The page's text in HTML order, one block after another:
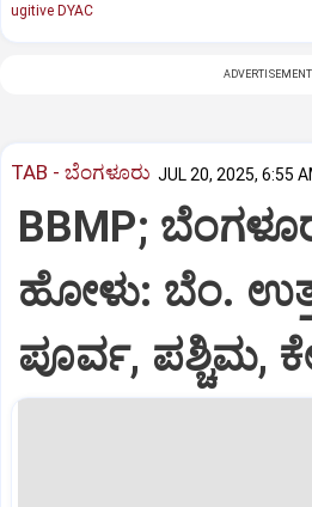
ugitive DYAC
ADVERTISEMENT
TAB - ಬೆಂಗಳೂರು JUL 20, 2025, 6:55
BBMP;
ಹೋಳು: ಬೆಂ.
ಪೂರ್ವ, ಪಶ್ಚಿಮ,